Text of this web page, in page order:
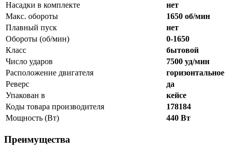
Насадки в комплекте
нет
Макс. обороты
1650 об/мин
Плавный пуск
нет
Обороты (об/мин)
0-1650
Класс
бытовой
Число ударов
7500 уд/мин
Расположение двигателя
горизонтальное
Реверс
да
Упакован в
кейсе
Коды товара производителя
178184
Мощность (Вт)
440 Вт
Преимущества